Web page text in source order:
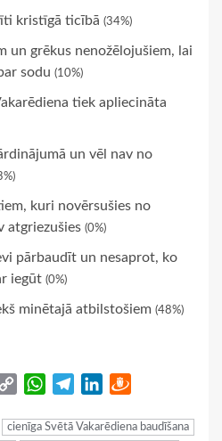
kristīgā ticībā (34%)
un grēkus nenožēlojušiem, lai
sodu (10%)
tiek apliecināta
un vēl nav no
kuri novērsušies no
atgriezušies (0%)
pārbaudīt un nesaprot, ko
iegūt (0%)
minētajā atbilstošiem (48%)
Copy
WhatsApp
TelegramLinkedIn
cienīga Svētā Vakarēdiena baudīšana